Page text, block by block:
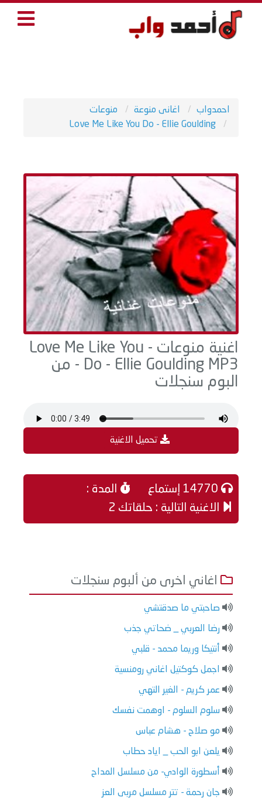
احمدواب اغانى منوعة
منوعات
Love Me Like You Do - Ellie Goulding
اغنية منوعات - Love Me Like You
Do - Ellie Goulding MP3 - من
البوم سنجلات
تحميل الاغنية
المدة :
الاغنية التالية : حلقاتك 2
اغاني اخرى من ألبوم سنجلات
صاحبتي ما صدقتشي
رضا العربي _ ضحاتي جذب
أنتيكا وريما محمد - قلبي
اجمل كوكتيل اغاني رومنسية
عمر كريم - الغير التهي
سلوم السلوم - اوهمت نفسك
مو صلاح - هشام عباس
يلعن ابو الحب _ اياد حطاب
أسطورة الوادي- من مسلسل المداح
جان رحمة - تتر مسلسل مربى العز